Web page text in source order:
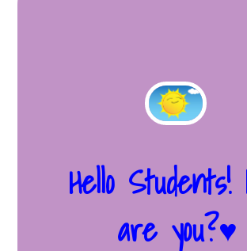
Hello Students!
are you?♥